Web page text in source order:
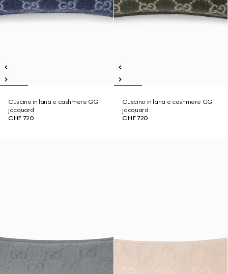
Cuscino in lana e cashmere GG
jacquard
CHF 720
Cuscino in lana e cashmere GG
jacquard
CHF 720